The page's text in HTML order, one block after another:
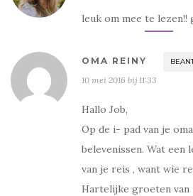
leuk om mee te lezen!!
OMA REINY
10 mei 2016 bij 11:33
Hallo Job,
Op de i- pad van je
belevenissen. Wat een
van je reis , want wie
Hartelijke groeten van